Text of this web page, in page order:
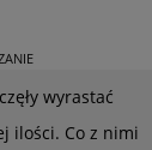
wyrastać
ilości. Co z nimi